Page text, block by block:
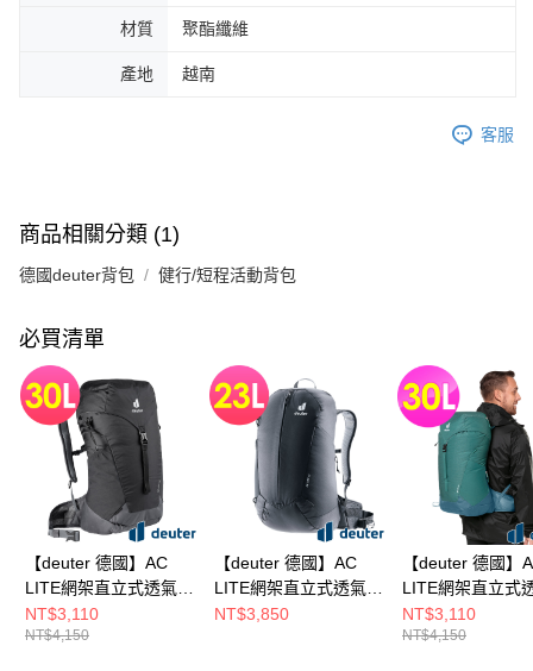
材質 聚酯纖維
產地 越南
客服
商品相關分類 (1)
德國deuter背包 健行/短程活動背包
必買清單
【deuter 德國】AC
LITE網架直立式透氣背
包/登山背包
30L(3421021黑)
NT$3,110
NT$4,150
【deuter 德國】AC
LITE網架直立式透氣背
包/登山背
NT$3,850
【deuter 德國】
LITE網架直立式
包/登山背包
30L(3421021綠)
NT$3,110
NT$4,150